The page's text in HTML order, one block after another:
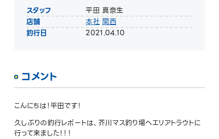
スタッフ
平田 真奈生
店舗
本社 関西
釣行日
2021.04.10
コメント
こんにちは！平田です！
久しぶりの釣行レポートは、芥川マス釣り場へエリアトラウトに
行って来ました！！！